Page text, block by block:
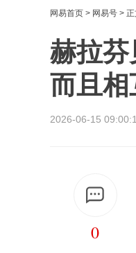
网易首页 > 网易号 > 正
赫拉芬
而且
2026-06-15
0